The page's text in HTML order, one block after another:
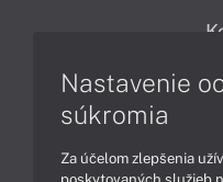
043 4224 771
Servisné
Nastavenie
súkromia
Za účelom zlepšenia